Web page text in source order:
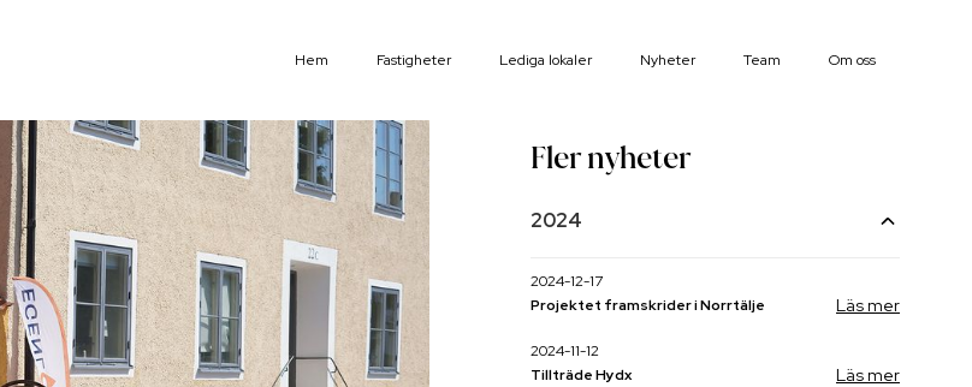
Hem Fastigheter Lediga lokaler Nyheter Team Om oss
Fler nyheter
2024
2024-12-17
Projektet framskrider i Norrtälje
Läs mer
2024-11-12
Tillträde Hydx
Läs mer